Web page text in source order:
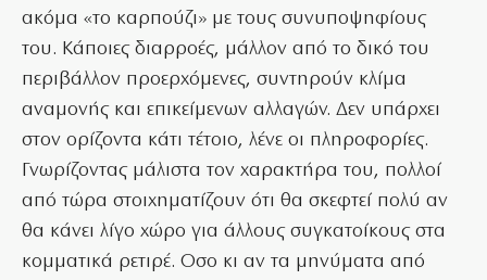
ακόμα «το καρπούζι» με τους συνυποψηφίους
του. Κάποιες διαρροές, μάλλον από το δικό του
περιβάλλον προερχόμενες, συντηρούν κλίμα
αναμονής και επικείμενων αλλαγών. Δεν υπάρχει
στον ορίζοντα κάτι τέτοιο, λένε οι πληροφορίες.
Γνωρίζοντας μάλιστα τον χαρακτήρα του, πολλοί
από τώρα στοιχηματίζουν ότι θα σκεφτεί πολύ αν
θα κάνει λίγο χώρο για άλλους συγκατοίκους στα
κομματικά ρετιρέ. Οσο κι αν τα μηνύματα από